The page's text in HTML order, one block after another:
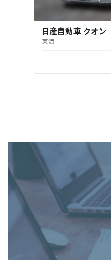
日産自動車 クオン
東海